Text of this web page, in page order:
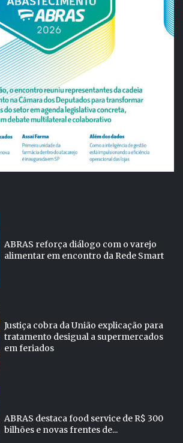
ABRAS reforça diálogo com o varejo
alimentar em encontro da Rede Smart
Justiça cobra da União explicação para
tratamento desigual a supermercados
em feriados
ABRAS destaca food service de R$ 300
bilhões e novas frentes de...